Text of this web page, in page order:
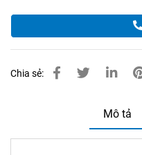
Chia sẻ:
Mô tả